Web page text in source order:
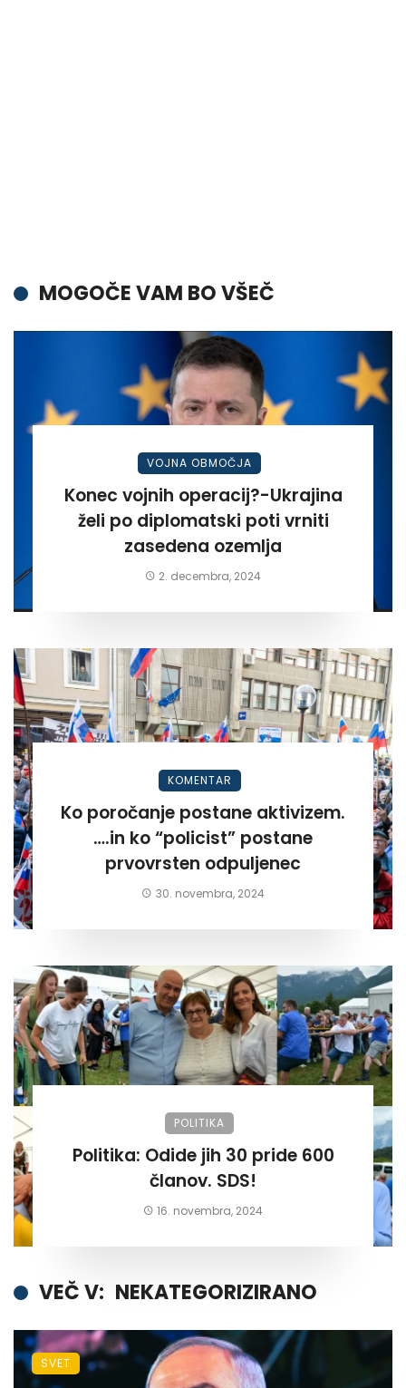
MOGOČE VAM BO VŠEČ
VOJNA OBMOČJA
Konec vojnih operacij?-Ukrajina
želi po diplomatski poti vrniti
zasedena ozemlja
2. decembra, 2024
KOMENTAR
Ko poročanje postane aktivizem.
….in ko “policist” postane
prvovrsten odpuljenec
30. novembra, 2024
POLITIKA
Politika: Odide jih 30 pride 600
članov. SDS!
16. novembra, 2024
VEČ V: NEKATEGORIZIRANO
SVET